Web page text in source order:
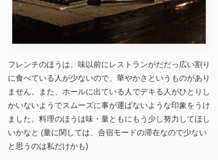
フレンチのほうは、味以前にレストランがだだっ広い割り
に食べている人が少ないので、華やかさというものがあり
ません。また、ホールに出ている人でデキる人がひとりし
かいないようでスムーズに事が運ばないような印象をうけ
ました。料理のほうは味・量ともにもう少し努力してほし
いかなと (量に関しては、合宿モードの滞在なので少ない
と思うのは私だけかも)